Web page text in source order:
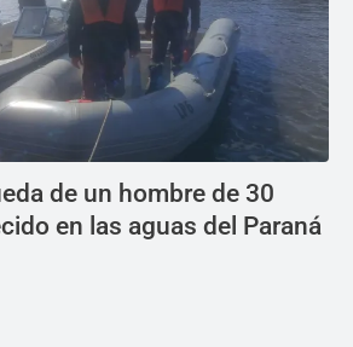
de un hombre de 30
en las aguas del Paraná